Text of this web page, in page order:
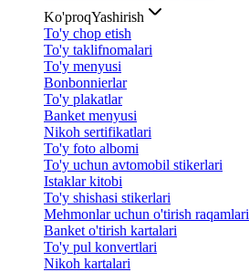
Ko'proqYashirish
To'y chop etish
To'y taklifnomalari
To'y menyusi
Bonbonnierlar
To'y plakatlar
Banket menyusi
Nikoh sertifikatlari
To'y foto albomi
To'y uchun avtomobil stikerlari
Istaklar kitobi
To'y shishasi stikerlari
Mehmonlar uchun o'tirish raqamlari
Banket o'tirish kartalari
To'y pul konvertlari
Nikoh kartalari